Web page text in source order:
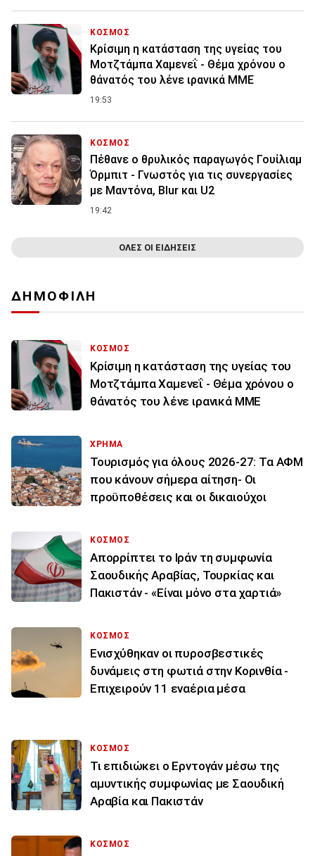
ΚΟΣΜΟΣ
Κρίσιμη η κατάσταση της υγείας του
Μοτζτάμπα Χαμενεΐ - Θέμα χρόνου ο
θάνατός του λένε ιρανικά ΜΜΕ
19:53
ΚΟΣΜΟΣ
Πέθανε ο θρυλικός παραγωγός Γουίλιαμ
Όρμπιτ - Γνωστός για τις συνεργασίες
με Μαντόνα, Blur και U2
19:42
ΟΛΕΣ ΟΙ ΕΙΔΗΣΕΙΣ
ΔΗΜΟΦΙΛΗ
ΚΟΣΜΟΣ
Κρίσιμη η κατάσταση της υγείας του
Μοτζτάμπα Χαμενεΐ - Θέμα χρόνου ο
θάνατός του λένε ιρανικά ΜΜΕ
ΧΡΗΜΑ
Τουρισμός για όλους 2026-27: Τα ΑΦΜ
που κάνουν σήμερα αίτηση- Οι
προϋποθέσεις και οι δικαιούχοι
ΚΟΣΜΟΣ
Απορρίπτει το Ιράν τη συμφωνία
Σαουδικής Αραβίας, Τουρκίας και
Πακιστάν - «Είναι μόνο στα χαρτιά»
ΚΟΣΜΟΣ
Ενισχύθηκαν οι πυροσβεστικές
δυνάμεις στη φωτιά στην Κορινθία -
Επιχειρούν 11 εναέρια μέσα
ΚΟΣΜΟΣ
Τι επιδιώκει ο Ερντογάν μέσω της
αμυντικής συμφωνίας με Σαουδική
Αραβία και Πακιστάν
ΚΟΣΜΟΣ